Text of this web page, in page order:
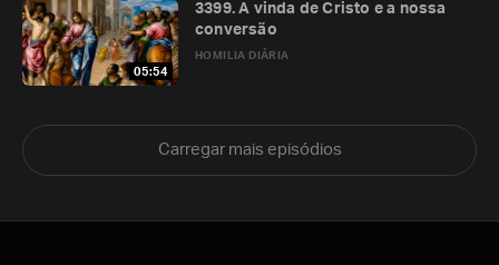
05:54
HOMILIA DIÁRIA
3399. A vinda de Cristo e a nossa
conversão
Carregar mais episódios